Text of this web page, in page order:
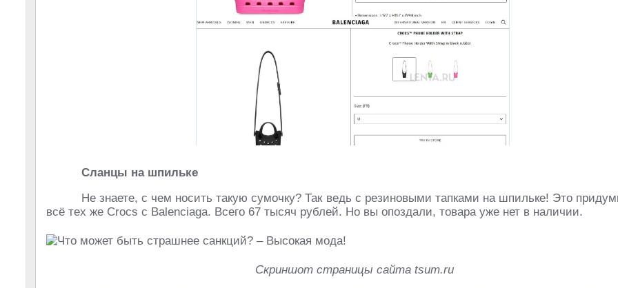
Сланцы на шпильке
Не знаете, с чем носить такую сумочку? Так ведь с резиновыми тапками на шпильке! Это
всё тех же Crocs с Balenciaga. Всего 67 тысяч рублей. Но вы опоздали, товара уже нет в наличии.
Скриншот страницы сайта tsum.ru